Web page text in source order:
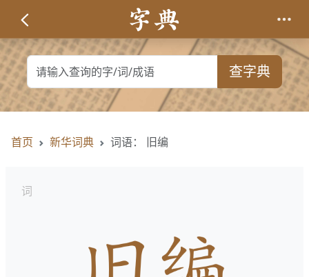
查字典
首页 新华词典 词语： 旧编
词